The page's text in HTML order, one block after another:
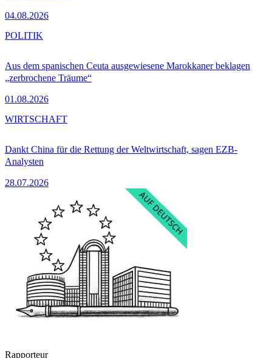
04.08.2026
Aus dem spanischen Ceuta ausgewiesene Marokkaner beklagen
„zerbrochene Träume“
01.08.2026
POLITIK
Dankt China für die Rettung der Weltwirtschaft, sagen EZB-
Analysten
28.07.2026
WIRTSCHAFT
Rapporteur